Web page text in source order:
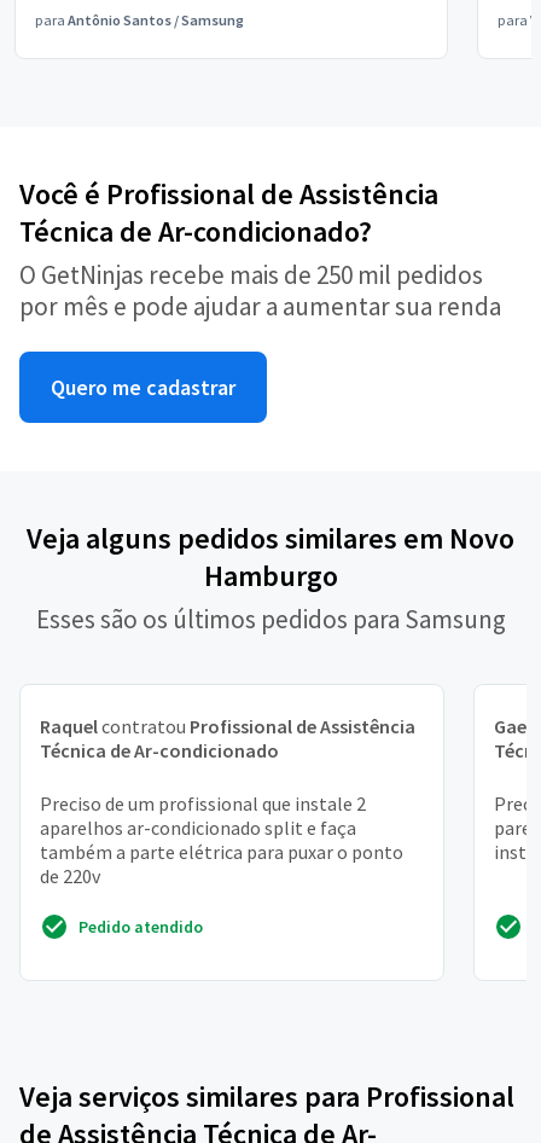
para Antônio Santos /Samsung para
Você é Profissional de Assistência
Técnica de Ar-condicionado?
O GetNinjas recebe mais de 250 mil pedidos
por mês e pode ajudar a aumentar sua renda
Quero me cadastrar
Veja alguns pedidos similares em Novo
Hamburgo
Esses são os últimos pedidos para Samsung
Raquelcontratou Profissional de Assistência
Técnica de Ar-condicionado
Preciso de um profissional que instale 2
aparelhos ar-condicionado split e faça
também a parte elétrica para puxar o ponto
de 220v
Pedido atendido
Gael
Veja serviços similares para Profissional
de Assistência Técnica de Ar-